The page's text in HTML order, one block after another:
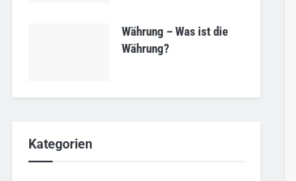
Währung – Was ist die
Währung?
Kategorien